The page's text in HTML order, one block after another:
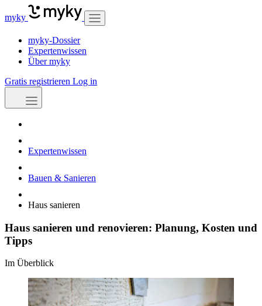
myky
myky-Dossier
Expertenwissen
Über myky
Gratis registrieren Log in
Expertenwissen
Bauen & Sanieren
Haus sanieren
Haus sanieren und renovieren: Planung, Kosten und
Tipps
Im Überblick